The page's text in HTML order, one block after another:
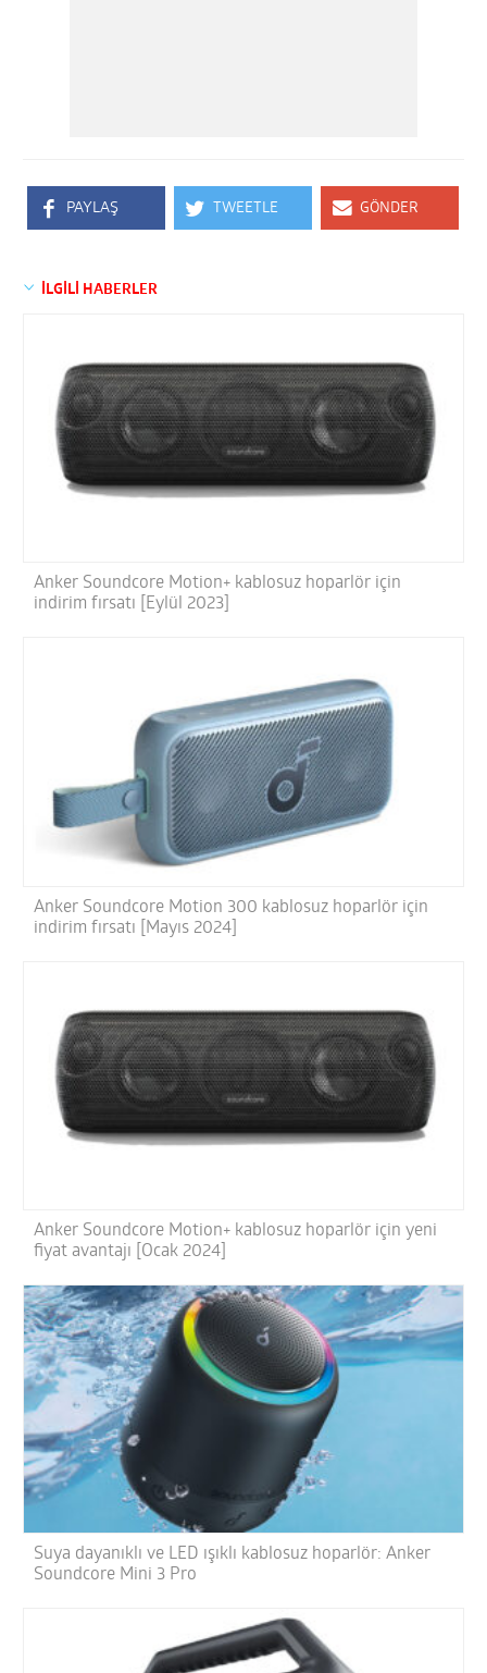
PAYLAŞ TWEETLE GÖNDER
İLGİLİ HABERLER
Anker Soundcore Motion+ kablosuz hoparlör için
indirim fırsatı [Eylül 2023]
Anker Soundcore Motion 300 kablosuz hoparlör için
indirim fırsatı [Mayıs 2024]
Anker Soundcore Motion+ kablosuz hoparlör için yeni
fiyat avantajı [Ocak 2024]
Suya dayanıklı ve LED ışıklı kablosuz hoparlör: Anker
Soundcore Mini 3 Pro